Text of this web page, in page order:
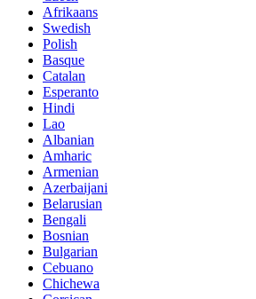
Afrikaans
Swedish
Polish
Basque
Catalan
Esperanto
Hindi
Lao
Albanian
Amharic
Armenian
Azerbaijani
Belarusian
Bengali
Bosnian
Bulgarian
Cebuano
Chichewa